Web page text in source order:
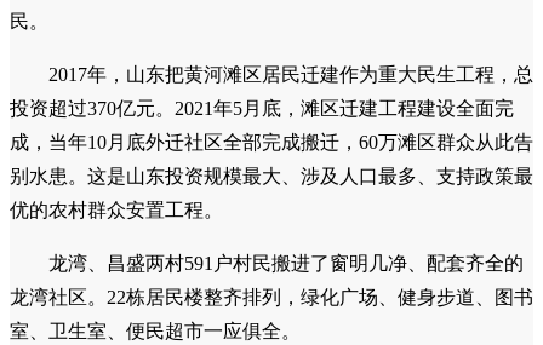
民。
2017年，山东把黄河滩区居民迁建作为重大民生工程，总
投资超过370亿元。2021年5月底，滩区迁建工程建设全面完
成，当年10月底外迁社区全部完成搬迁，60万滩区群众从此告
别水患。这是山东投资规模最大、涉及人口最多、支持政策最
优的农村群众安置工程。
龙湾、昌盛两村591户村民搬进了窗明几净、配套齐全的
龙湾社区。22栋居民楼整齐排列，绿化广场、健身步道、图书
室、卫生室、便民超市一应俱全。